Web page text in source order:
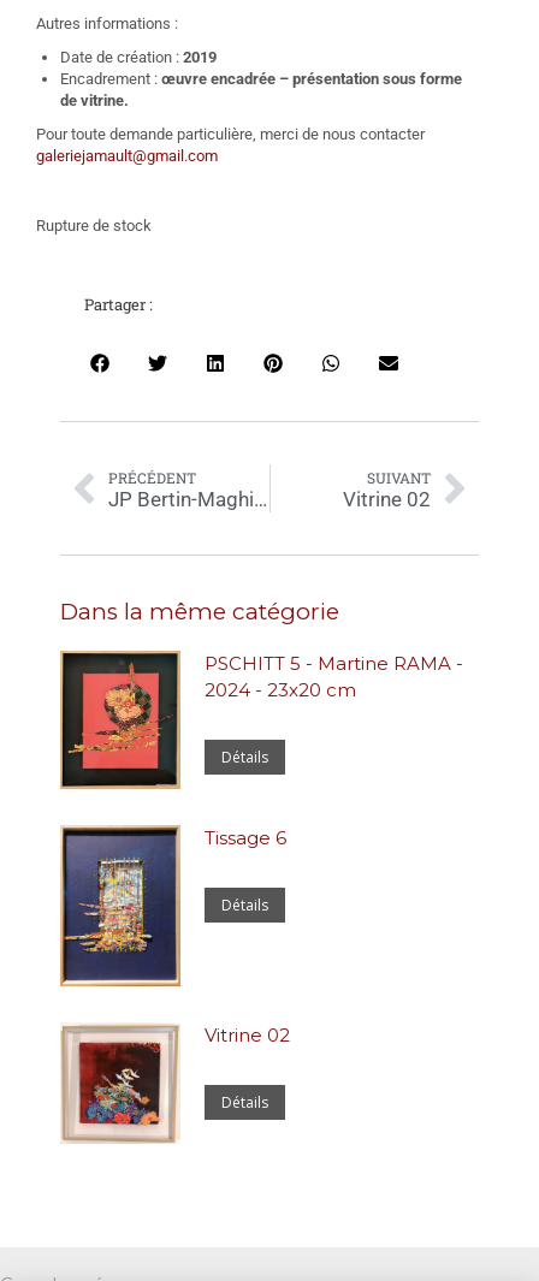
Autres informations :
Date de création : 2019
Encadrement : œuvre encadrée – présentation sous forme
de vitrine.
Pour toute demande particulière, merci de nous contacter
galeriejamault@gmail.com
Rupture de stock
Partager :
PRÉCÉDENT
JP Bertin-Maghit – San Andres, Madrid – 120×80 cm
SUIVANT
Vitrine 02
Dans la même catégorie
PSCHITT 5 - Martine RAMA -
2024 - 23x20 cm
Détails
Tissage 6
Détails
Vitrine 02
Détails